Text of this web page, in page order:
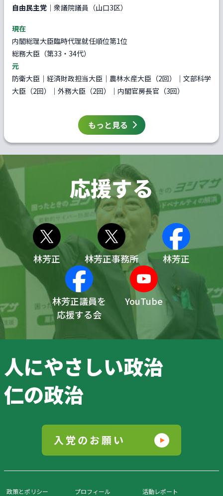
自由民主党 ｜衆議院議員（山口3区）
現在
内閣総理大臣臨時代理就任順位第1位
総務大臣（第33・34代）
元
防衛大臣｜経済財政担当大臣｜農林水産大臣（2回）｜文部科学
大臣（2回）｜外務大臣（2回）｜内閣官房長官（3回）
もっと見る
応援する
林芳正 林芳正事務所 林芳正
林芳正議員を
応援する会
YouTube
人にやさしい政治
仁の政治
入党のお願い
政策とポリシー プロフィール
活動レポート